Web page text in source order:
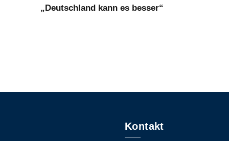
„Deutschland kann es besser“
Kontakt